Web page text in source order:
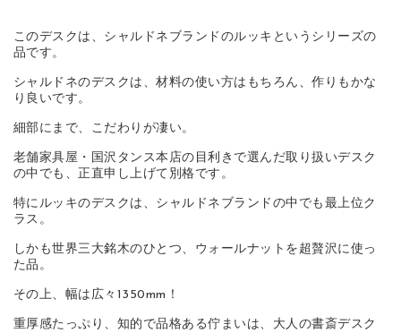
このデスクは、シャルドネブランドのルッキというシリーズの
品です。
シャルドネのデスクは、材料の使い方はもちろん、作りもかな
り良いです。
細部にまで、こだわりが凄い。
老舗家具屋・国沢タンス本店の目利きで選んだ取り扱いデスク
の中でも、正直申し上げて別格です。
特にルッキのデスクは、シャルドネブランドの中でも最上位ク
ラス。
しかも世界三大銘木のひとつ、ウォールナットを超贅沢に使っ
た品。
その上、幅は広々1350mm！
重厚感たっぷり、知的で品格ある佇まいは、大人の書斎デスク